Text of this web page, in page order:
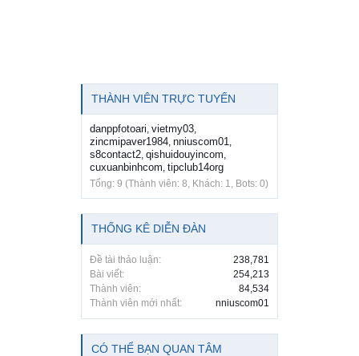
THÀNH VIÊN TRỰC TUYẾN
danppfotoari vietmy03
zincmipaver1984 nniuscom01
s8contact2 qishuidouyincom
cuxuanbinhcom tipclub14org
Tổng: 9 (Thành viên: 8, Khách: 1, Bots: 0)
THỐNG KÊ DIỄN ĐÀN
Đề tài thảo luận:
238,781
Bài viết:
254,213
Thành viên:
84,534
Thành viên mới nhất:
nniuscom01
CÓ THỂ BẠN QUAN TÂM